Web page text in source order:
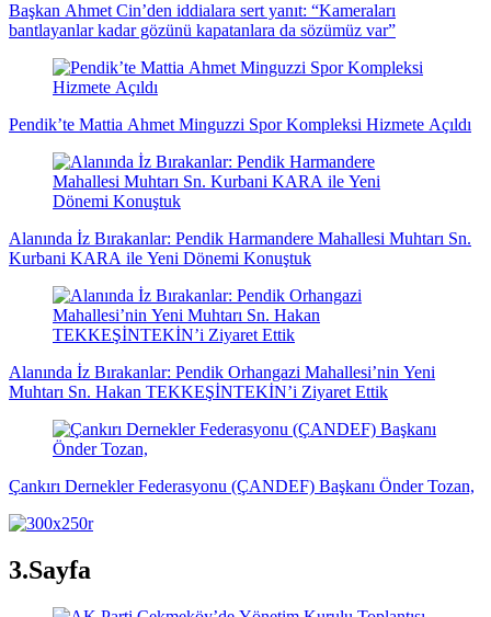
Başkan Ahmet Cin’den iddialara sert yanıt: “Kameraları
bantlayanlar kadar gözünü kapatanlara da sözümüz var”
Pendik’te Mattia Ahmet Minguzzi Spor Kompleksi Hizmete Açıldı
Alanında İz Bırakanlar: Pendik Harmandere Mahallesi Muhtarı Sn.
Kurbani KARA ile Yeni Dönemi Konuştuk
Alanında İz Bırakanlar: Pendik Orhangazi Mahallesi’nin Yeni
Muhtarı Sn. Hakan TEKKEŞİNTEKİN’i Ziyaret Ettik
Çankırı Dernekler Federasyonu (ÇANDEF) Başkanı Önder Tozan,
3.Sayfa